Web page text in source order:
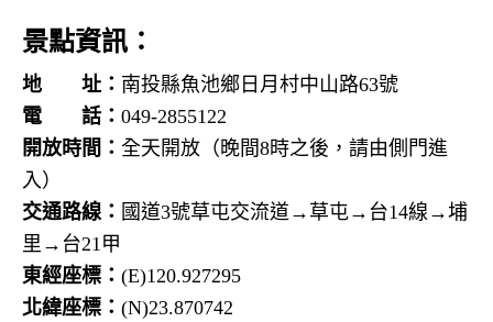
景點資訊：
地 址： 南投縣魚池鄉日月村中山路63號
電 話： 049-2855122
開放時間： 全天開放（晚間8時之後，請由側門進
入）
交通路線： 國道3號草屯交流道→草屯→台14線→埔
里→台21甲
東經座標： (E)120.927295
北緯座標： (N)23.870742